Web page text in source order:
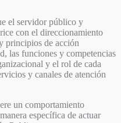
el servidor público y
con el direccionamiento
principios de acción
las funciones y competencias
y el rol de cada
y canales de atención
un comportamiento
específica de actuar